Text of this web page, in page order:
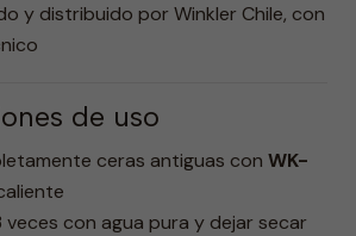
y distribuido por Winkler Chile, con
de uso
ceras antiguas con WK-
veces con agua pura y dejar secar